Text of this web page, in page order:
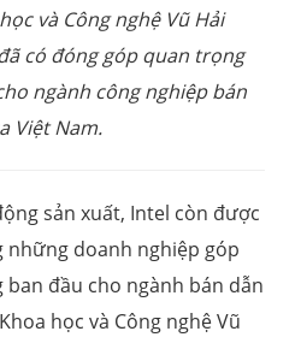
và Công nghệ Vũ Hải
có đóng góp quan trọng
ngành công nghiệp bán
Việt Nam.
sản xuất, Intel còn được
doanh nghiệp góp
đầu cho ngành bán dẫn
học và Công nghệ Vũ